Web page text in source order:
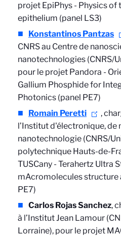
projet EpiPhys - Physics of
epithelium (panel LS3)
Konstantinos Pantzas
CNRS au Centre de
nanotechnologies (CNRS/
pour le projet Pandora -
Gallium Phosphide for
Photonics (panel PE7)
Romain Peretti
,
l’Institut d'électronique,
nanotechnologie (CNRS/
polytechnique Hauts-de-
TUSCany - Terahertz Ultra
mAcromolecules structure
PE7)
Carlos Rojas Sanchez,
à l’Institut Jean Lamour
Lorraine), pour le projet